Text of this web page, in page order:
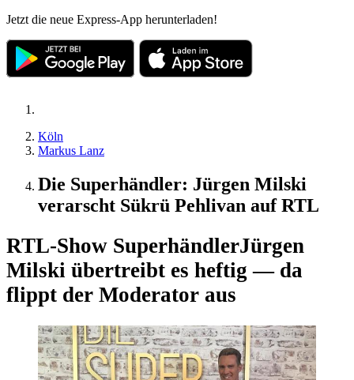
Jetzt die neue Express-App herunterladen!
Köln
Markus Lanz
Die Superhändler: Jürgen Milski
verarscht Sükrü Pehlivan auf RTL
RTL-Show SuperhändlerJürgen
Milski übertreibt es heftig — da
flippt der Moderator aus